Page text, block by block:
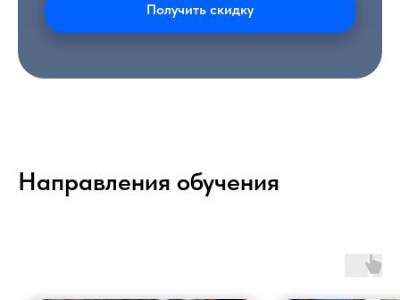
Получить скидку
Направления обучения